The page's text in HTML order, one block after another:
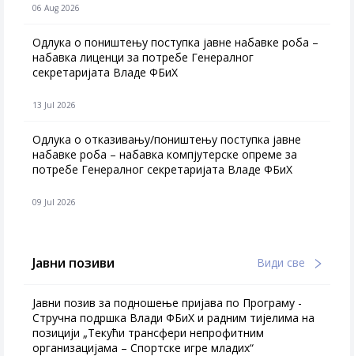
06 Aug 2026
Одлука о поништењу поступка јавне набавке роба –
набавка лиценци за потребе Генералног
секретаријата Владе ФБиХ
13 Jul 2026
Одлука о отказивању/поништењу поступка јавне
набавке роба – набавка компјутерске опреме за
потребе Генералног секретаријата Владе ФБиХ
09 Jul 2026
Јавни позиви Види све
Јавни позив за подношење пријава по Програму -
Стручна подршка Влади ФБиХ и радним тијелима на
позицији „Текући трансфери непрофитним
организацијама – Спортске игре младих“